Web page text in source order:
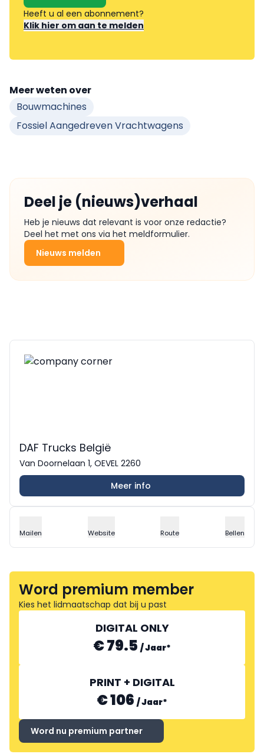
Heeft u al een abonnement?
Klik hier om aan te melden
Meer weten over
Bouwmachines
Fossiel Aangedreven Vrachtwagens
Deel je (nieuws)verhaal
Heb je nieuws dat relevant is voor onze redactie?
Deel het met ons via het meldformulier.
Nieuws melden
DAF Trucks België
Van Doornelaan 1, OEVEL 2260
Meer info
Mailen Website Route Bellen
Word premium member
Kies het lidmaatschap dat bij u past
DIGITAL ONLY
€ 79.5 /Jaar*
PRINT + DIGITAL
€ 106 /Jaar*
Word nu premium partner